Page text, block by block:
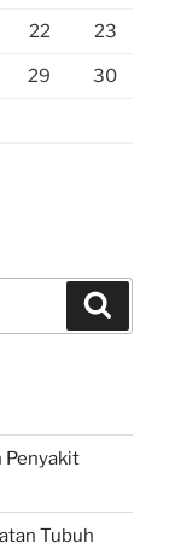
22 23
29 30
Penyakit
Tubuh